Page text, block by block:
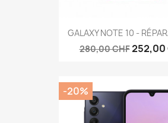
GALAXY NOTE 10 -
280,00 CHF252,00
-20%